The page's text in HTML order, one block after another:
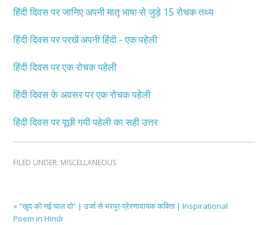
हिंदी दिवस पर जानिए अपनी मातृ भाषा से जुड़े 15 रोचक तथ्य
हिंदी दिवस पर परखें अपनी हिंदी - एक पहेली
हिंदी दिवस पर एक रोचक पहेली
हिंदी दिवस के अवसर पर एक रोचक पहेली
हिंदी दिवस पर पूछी गयी पहेली का सही उत्तर
FILED UNDER: MISCELLANEOUS
« “खुद को नई चाल दो” | उर्जा से भरपूर प्रेरणादायक कविता | Inspirational
Poem in Hindi